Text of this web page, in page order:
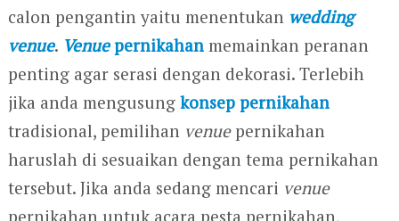
calon pengantin yaitu menentukan wedding
venue. Venuepernikahanmemainkan peranan
penting agar serasi dengan dekorasi. Terlebih
jika anda mengusung konsep pernikahan
tradisional, pemilihan venuepernikahan
haruslah di sesuaikan dengan tema pernikahan
tersebut. Jika anda sedang mencari venue
pernikahan untuk acara pesta pernikahan,